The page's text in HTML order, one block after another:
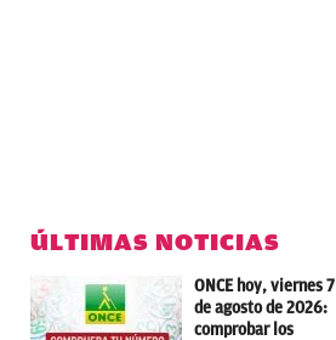
ÚLTIMAS NOTICIAS
ONCE hoy, viernes 7
de agosto de 2026:
comprobar los